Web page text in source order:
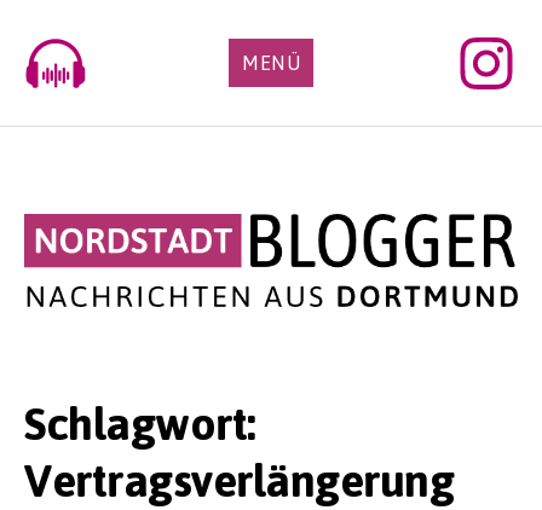
content
MENÜ
Schlagwort:
Vertragsverlängerung